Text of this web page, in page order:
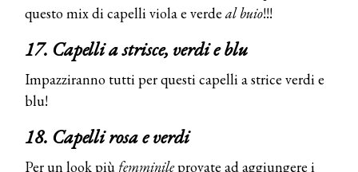
questo mix di capelli viola e verde al buio!!!
17. Capelli a strisce, verdi e blu
Impazziranno tutti per questi capelli a strice verdi e
blu!
18. Capelli rosa e verdi
Per un look più femminileprovate ad aggiungere i